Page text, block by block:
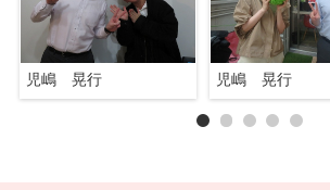
児嶋 晃行 児嶋 晃行